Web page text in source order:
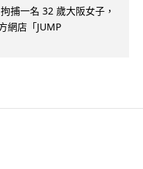
捕一名 32 歲大阪女子，
網店「JUMP